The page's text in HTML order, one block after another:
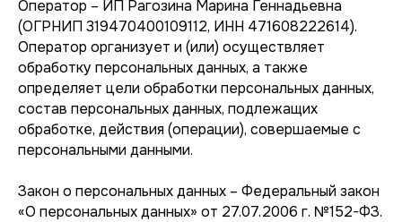
Оператор – ИП Рагозина Марина Геннадьевна
(ОГРНИП 319470400109112, ИНН 471608222614).
Оператор организует и (или) осуществляет
обработку персональных данных, а также
определяет цели обработки персональных данных,
состав персональных данных, подлежащих
обработке, действия (операции), совершаемые с
персональными данными.
Закон о персональных данных – Федеральный закон
«О персональных данных» от 27.07.2006 г. №152-ФЗ.